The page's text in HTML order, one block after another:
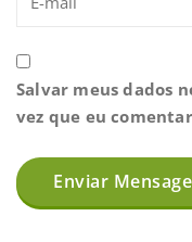
Salvar meus dados
vez que eu